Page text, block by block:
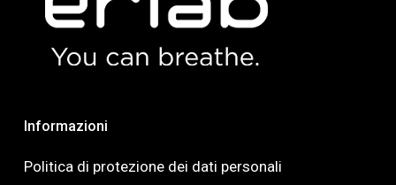
Informazioni
Politica di protezione dei dati personali